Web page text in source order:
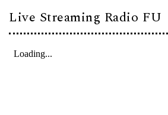
Live Streaming Radio FU